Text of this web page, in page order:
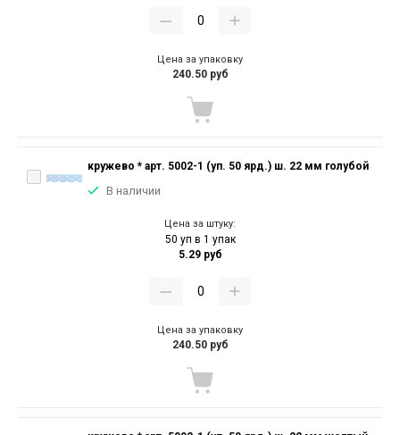
Цена за упаковку
240.50 руб
кружево * арт. 5002-1 (уп. 50 ярд.) ш. 22 мм голубой
В наличии
Цена за штуку:
50 уп в 1 упак
5.29 руб
Цена за упаковку
240.50 руб